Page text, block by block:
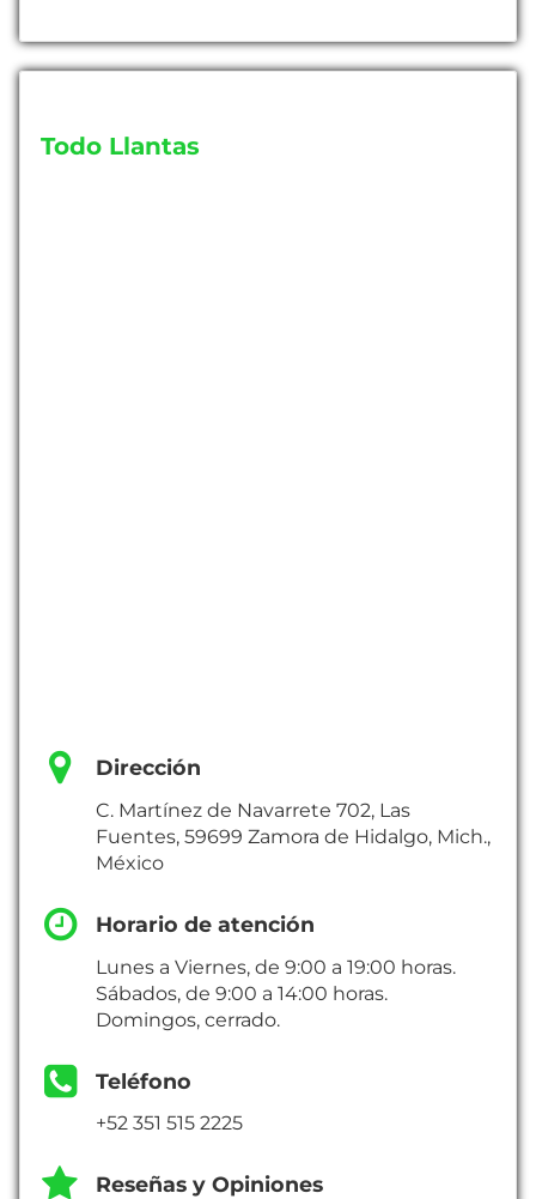
Todo Llantas
Dirección
C. Martínez de Navarrete 702, Las
Fuentes, 59699 Zamora de Hidalgo, Mich.,
México
Horario de atención
Lunes a Viernes, de 9:00 a 19:00 horas.
Sábados, de 9:00 a 14:00 horas.
Domingos, cerrado.
Teléfono
+52 351 515 2225
Reseñas y Opiniones